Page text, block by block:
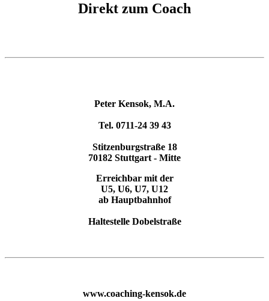
Direkt zum Coach
Peter Kensok, M.A.
Tel. 0711-24 39 43
Stitzenburgstraße 18
70182 Stuttgart - Mitte
Erreichbar mit der
U5, U6, U7, U12
ab Hauptbahnhof
Haltestelle Dobelstraße
www.coaching-kensok.de